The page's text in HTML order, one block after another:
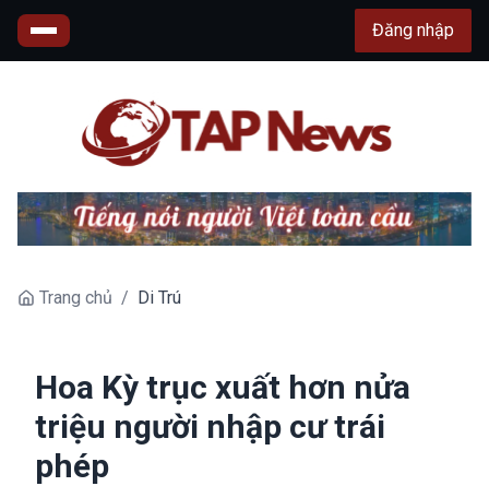
Đăng nhập
Trang chủ / Di Trú
Hoa Kỳ trục xuất hơn nửa
triệu người nhập cư trái
phép